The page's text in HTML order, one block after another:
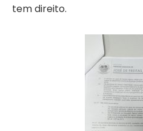
tem direito.